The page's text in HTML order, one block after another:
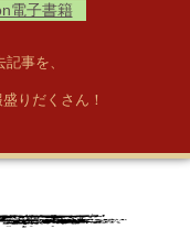
事を、
りだくさん！
電子書籍